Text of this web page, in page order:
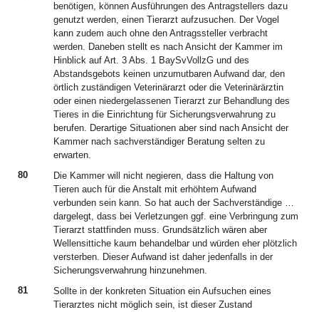
benötigen, können Ausführungen des Antragstellers dazu
genutzt werden, einen Tierarzt aufzusuchen. Der Vogel
kann zudem auch ohne den Antragssteller verbracht
werden. Daneben stellt es nach Ansicht der Kammer im
Hinblick auf Art. 3 Abs. 1 BaySvVollzG und des
Abstandsgebots keinen unzumutbaren Aufwand dar, den
örtlich zuständigen Veterinärarzt oder die Veterinärärztin
oder einen niedergelassenen Tierarzt zur Behandlung des
Tieres in die Einrichtung für Sicherungsverwahrung zu
berufen. Derartige Situationen aber sind nach Ansicht der
Kammer nach sachverständiger Beratung selten zu
erwarten.
80
Die Kammer will nicht negieren, dass die Haltung von
Tieren auch für die Anstalt mit erhöhtem Aufwand
verbunden sein kann. So hat auch der Sachverständige …
dargelegt, dass bei Verletzungen ggf. eine Verbringung zum
Tierarzt stattfinden muss. Grundsätzlich wären aber
Wellensittiche kaum behandelbar und würden eher plötzlich
versterben. Dieser Aufwand ist daher jedenfalls in der
Sicherungsverwahrung hinzunehmen.
81
Sollte in der konkreten Situation ein Aufsuchen eines
Tierarztes nicht möglich sein, ist dieser Zustand